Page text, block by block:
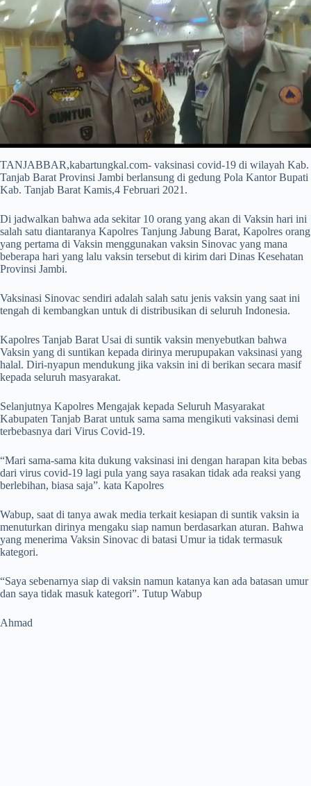
TANJABBAR,kabartungkal.com- vaksinasi covid-19 di wilayah Kab.
Tanjab Barat Provinsi Jambi berlansung di gedung Pola Kantor Bupati
Kab. Tanjab Barat Kamis,4 Februari 2021.
Di jadwalkan bahwa ada sekitar 10 orang yang akan di Vaksin hari ini
salah satu diantaranya Kapolres Tanjung Jabung Barat, Kapolres orang
yang pertama di Vaksin menggunakan vaksin Sinovac yang mana
beberapa hari yang lalu vaksin tersebut di kirim dari Dinas Kesehatan
Provinsi Jambi.
Vaksinasi Sinovac sendiri adalah salah satu jenis vaksin yang saat ini
tengah di kembangkan untuk di distribusikan di seluruh Indonesia.
Kapolres Tanjab Barat Usai di suntik vaksin menyebutkan bahwa
Vaksin yang di suntikan kepada dirinya merupupakan vaksinasi yang
halal. Diri-nyapun mendukung jika vaksin ini di berikan secara masif
kepada seluruh masyarakat.
Selanjutnya Kapolres Mengajak kepada Seluruh Masyarakat
Kabupaten Tanjab Barat untuk sama sama mengikuti vaksinasi demi
terbebasnya dari Virus Covid-19.
“Mari sama-sama kita dukung vaksinasi ini dengan harapan kita bebas
dari virus covid-19 lagi pula yang saya rasakan tidak ada reaksi yang
berlebihan, biasa saja”. kata Kapolres
Wabup, saat di tanya awak media terkait kesiapan di suntik vaksin ia
menuturkan dirinya mengaku siap namun berdasarkan aturan. Bahwa
yang menerima Vaksin Sinovac di batasi Umur ia tidak termasuk
kategori.
“Saya sebenarnya siap di vaksin namun katanya kan ada batasan umur
dan saya tidak masuk kategori”. Tutup Wabup
Ahmad